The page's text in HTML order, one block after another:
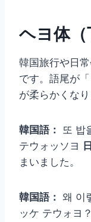
ヘヨ体（
韓国旅行や日
です。語尾が
が柔らかくなり
韓国語： 또 밥
テウォッソヨ
まいました。
韓国語： 왜 이
ッケ テウォヨ？